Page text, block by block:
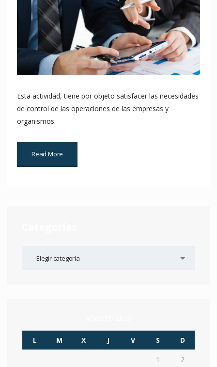
Esta actividad, tiene por objeto satisfacer las necesidades
de control de las operaciones de las empresas y
organismos.
Read More
Elegir categoría
L M X J V S D
1 2